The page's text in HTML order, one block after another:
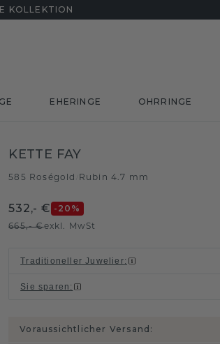
KOLLEKTION
EHERINGE OHRRINGE
KETTE FAY
585 Roségold Rubin 4.7 mm
532,- € -20 %
665,- €exkl. MwSt
Traditioneller Juwelier:
Sie sparen :
Voraussichtlicher Versand: